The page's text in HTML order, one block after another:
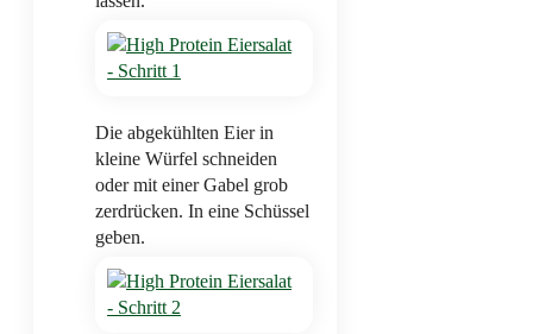
Die abgekühlten Eier in
kleine Würfel schneiden
oder mit einer Gabel grob
zerdrücken. In eine Schüssel
geben.